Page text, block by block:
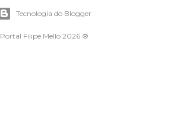
Tecnologia do Blogger
Portal Filipe Mello 2026 ®